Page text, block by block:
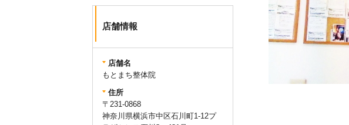
クです）をあなたも始めません
学生にも好評をいただいておりま
☆氣持ちよく施術を受けていただ
けるよう、清潔なお着替えを無料
はクレジットカード・交通系IC・
QRコード決済も可能
にお申し付けください。
店舗情報
店舗名
もとまち整体院
住所
〒231-0868
神奈川県横浜市中区石川町1-12プ